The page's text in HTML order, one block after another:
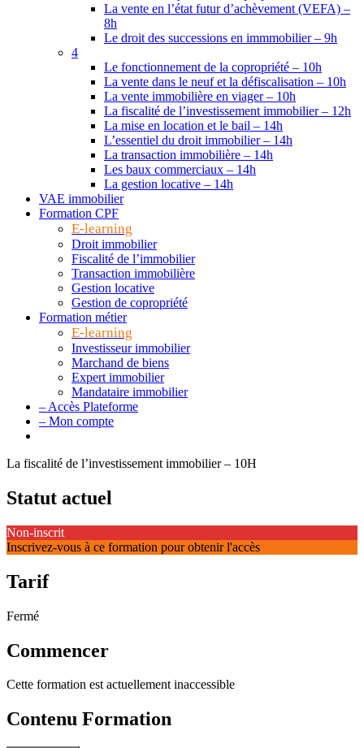
La vente en l’état futur d’achèvement (VEFA) –
8h
Le droit des successions en immmobilier – 9h
4
Le fonctionnement de la copropriété – 10h
La vente dans le neuf et la défiscalisation – 10h
La vente immobilière en viager – 10h
La fiscalité de l’investissement immobilier – 12h
La mise en location et le bail – 14h
L’essentiel du droit immobilier – 14h
La transaction immobilière – 14h
Les baux commerciaux – 14h
La gestion locative – 14h
VAE immobilier
Formation CPF
E-learning
Droit immobilier
Fiscalité de l’immobilier
Transaction immobilière
Gestion locative
Gestion de copropriété
Formation métier
E-learning
Investisseur immobilier
Marchand de biens
Expert immobilier
Mandataire immobilier
– Accès Plateforme
– Mon compte
La fiscalité de l’investissement immobilier – 10H
Statut actuel
Non-inscrit
Inscrivez-vous à ce formation pour obtenir l'accès
Tarif
Fermé
Commencer
Cette formation est actuellement inaccessible
Contenu Formation